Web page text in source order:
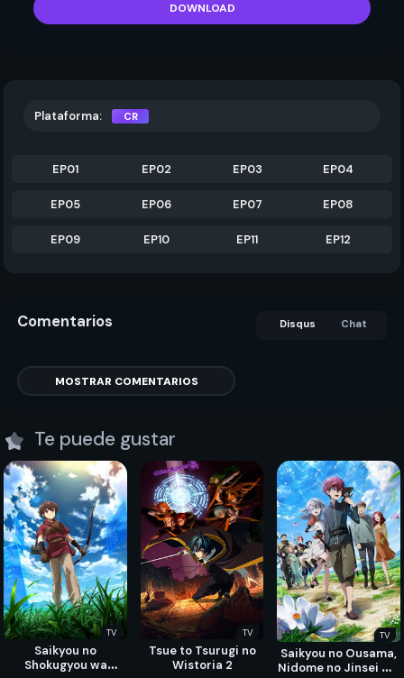
DOWNLOAD
Plataforma: CR
EP01 EP02 EP03 EP04
EP05 EP06 EP07 EP08
EP09 EP10 EP11 EP12
Comentarios Disqus Chat
MOSTRAR COMENTARIOS
Te puede gustar
TV
Saikyou no
Shokugyou wa
TV
Tsue to Tsurugi no
Wistoria 2
TV
Saikyou no Ousama,
Nidome no Jinsei wa